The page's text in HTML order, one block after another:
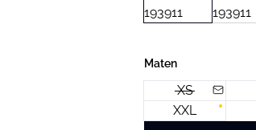
Maten
XS
XXL